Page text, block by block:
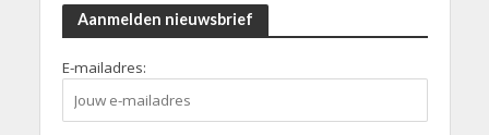
Aanmelden nieuwsbrief
E-mailadres: